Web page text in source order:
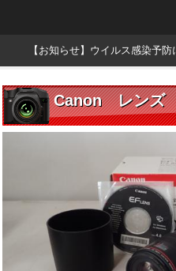
【お知らせ】ウイルス感染予